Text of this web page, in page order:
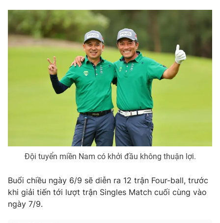
Đội tuyển miền Nam có khởi đầu không thuận lợi.
Buổi chiều ngày 6/9 sẽ diễn ra 12 trận Four-ball, trước
khi giải tiến tới lượt trận Singles Match cuối cùng vào
ngày 7/9.